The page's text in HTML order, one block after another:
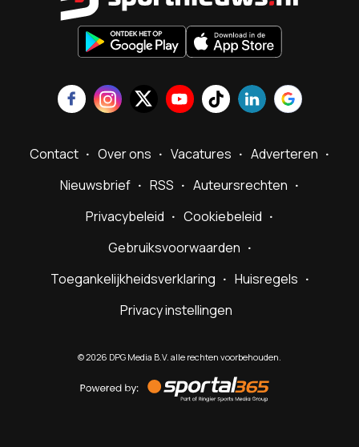
Contact Over ons Vacatures
Adverteren
Nieuwsbrief
RSS
Auteursrechten
Privacybeleid
Cookiebeleid
Gebruiksvoorwaarden
Toegankelijkheidsverklaring
Huisregels
Privacy instellingen
©2026 DPG Media B.V. alle rechten voorbehouden.
by
Sportal365